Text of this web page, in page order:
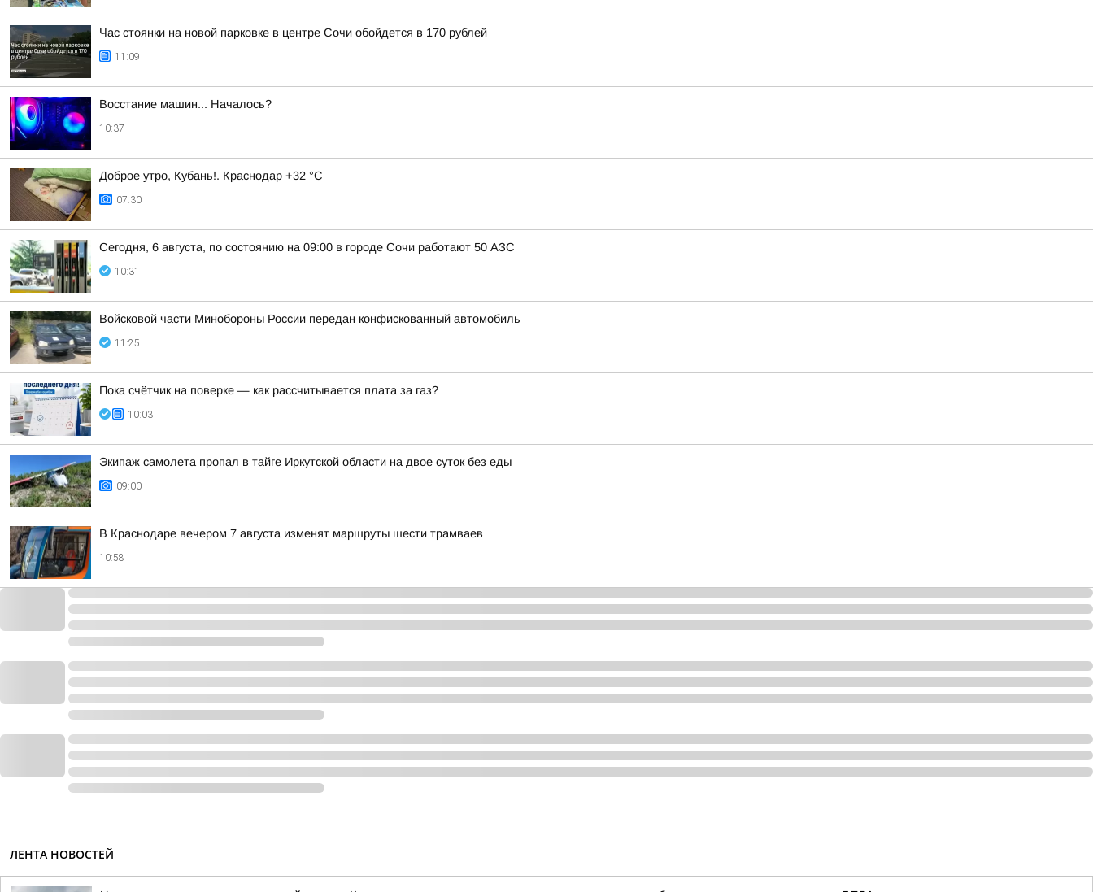
Час стоянки на новой парковке в центре Сочи обойдется в 170 рублей
11:09
Восстание машин... Началось?
10:37
Доброе утро, Кубань!. Краснодар +32 °С
07:30
Сегодня, 6 августа, по состоянию на 09:00 в городе Сочи работают 50 АЗС
10:31
Войсковой части Минобороны России передан конфискованный автомобиль
11:25
Пока счётчик на поверке — как рассчитывается плата за газ?
10:03
Экипаж самолета пропал в тайге Иркутской области на двое суток без еды
09:00
В Краснодаре вечером 7 августа изменят маршруты шести трамваев
10:58
ЛЕНТА НОВОСТЕЙ